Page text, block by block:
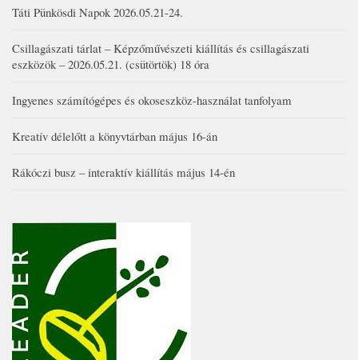
Táti Pünkösdi Napok 2026.05.21-24.
Csillagászati tárlat – Képzőművészeti kiállítás és csillagászati
eszközök – 2026.05.21. (csütörtök) 18 óra
Ingyenes számítógépes és okoseszköz-használat tanfolyam
Kreatív délelőtt a könyvtárban május 16-án
Rákóczi busz – interaktív kiállítás május 14-én